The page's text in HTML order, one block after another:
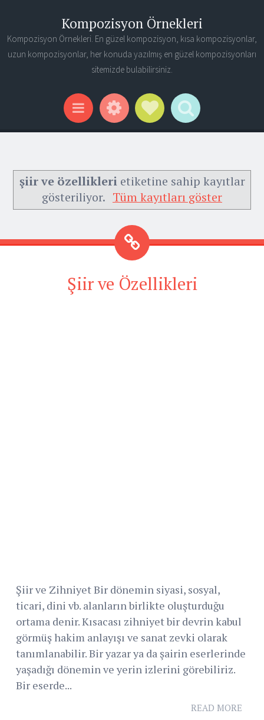
Kompozisyon Örnekleri
Kompozisyon Örnekleri. En güzel kompozisyon, kısa kompozisyonlar,
uzun kompozisyonlar, her konuda yazılmış en güzel kompozisyonları
sitemizde bulabilirsiniz.
Menu WidgetsSocial Links
Search
şiir ve özelliklerietiketine sahip kayıtlar
gösteriliyor. Tüm kayıtları göster
Şiir ve Özellikleri
Şiir ve Zihniyet Bir dönemin siyasi, sosyal,
ticari, dini vb. alanların birlikte oluşturduğu
ortama denir. Kısacası zihniyet bir devrin kabul
görmüş hakim anlayışı ve sanat zevki olarak
tanımlanabilir. Bir yazar ya da şairin eserlerinde
yaşadığı dönemin ve yerin izlerini görebiliriz.
Bir eserde...
READ MORE